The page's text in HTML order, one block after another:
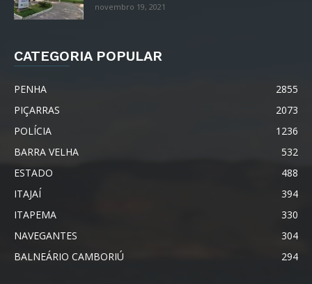
novembro 19, 2021
CATEGORIA POPULAR
PENHA
2855
PIÇARRAS
2073
POLÍCIA
1236
BARRA VELHA
532
ESTADO
488
ITAJAÍ
394
ITAPEMA
330
NAVEGANTES
304
BALNEÁRIO CAMBORIÚ
294